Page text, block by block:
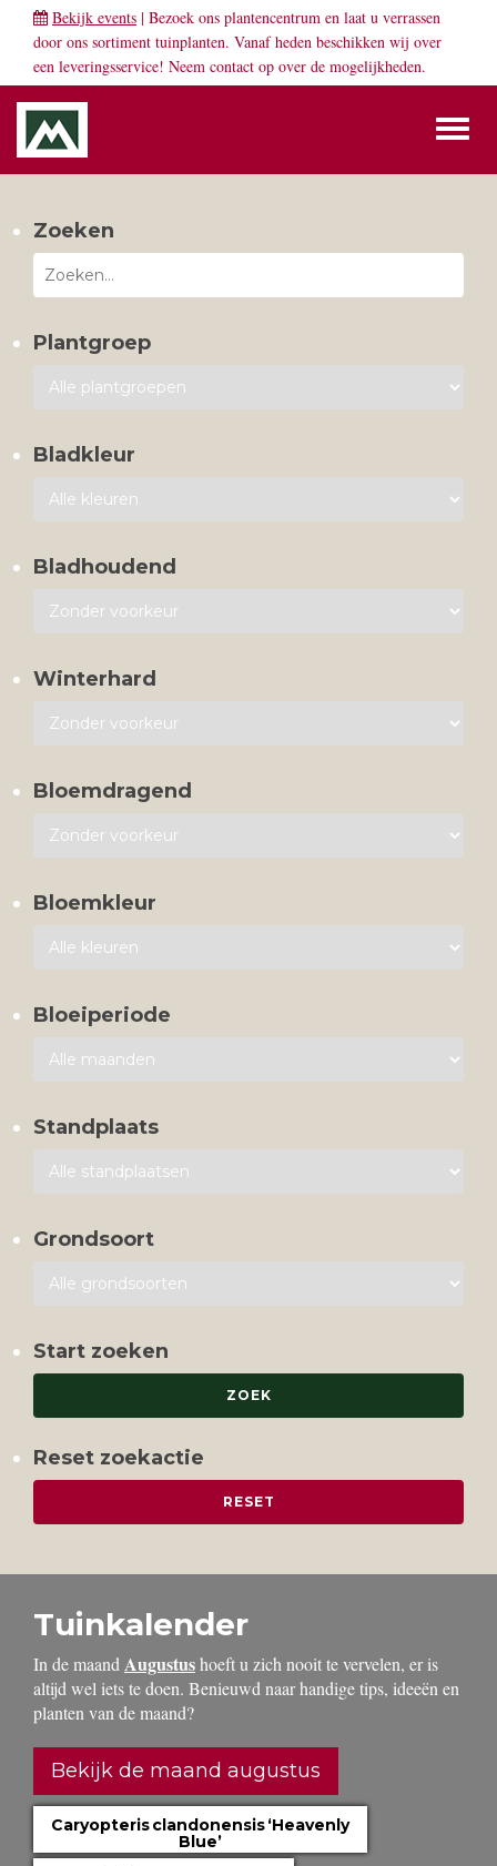
Bekijk events | Bezoek ons plantencentrum en laat u verrassen
door ons sortiment tuinplanten. Vanaf heden beschikken wij over
een leveringsservice! Neem contact op over de mogelijkheden.
Zoeken
Plantgroep
Bladkleur
Bladhoudend
Winterhard
Bloemdragend
Bloemkleur
Bloeiperiode
Standplaats
Grondsoort
Start zoeken
Reset zoekactie
Tuinkalender
In de maand Augustushoeft u zich nooit te vervelen, er is
altijd wel iets te doen. Benieuwd naar handige tips, ideeën en
planten van de maand?
Bekijk de maand augustus
Caryopteris clandonensis ‘Heavenly
Blue’